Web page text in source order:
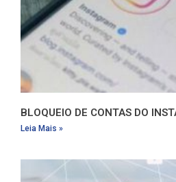
BLOQUEIO DE CONTAS DO
Leia Mais »